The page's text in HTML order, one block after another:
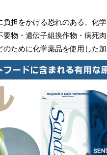
負担をかける恐れのある、化
物・遺伝子組換作物・病死
ために化学薬品を使用した